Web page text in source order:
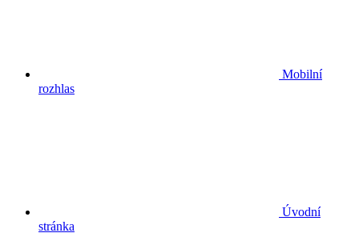
Mobilní
rozhlas
Úvodní
stránka